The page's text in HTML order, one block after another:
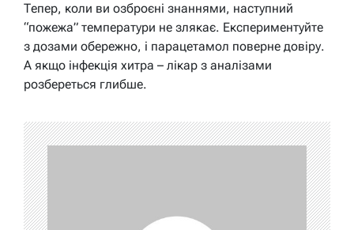
Тепер, коли ви озброєні знаннями, наступний
“пожежа” температури не злякає. Експериментуйте
з дозами обережно, і парацетамол поверне довіру.
А якщо інфекція хитра – лікар з аналізами
розбереться глибше.